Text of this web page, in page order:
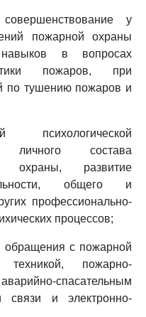
у
пожарной охраны
в вопросах
пожаров, при
по тушению пожаров и
психологической
личного состава
охраны, развитие
общего и
профессионально-
процессов;
обращения с пожарной
техникой, пожарно-
спасательным
связи и электронно-